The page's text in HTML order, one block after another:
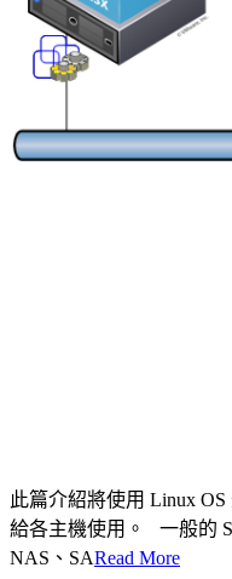
此篇介紹將使用 Linux OS
給各主機使用。 一般的
NAS、SARead More